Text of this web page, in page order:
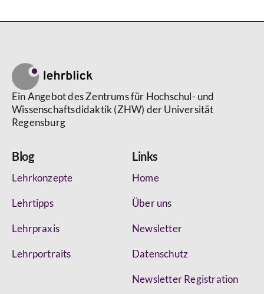
Ein Angebot des Zentrums für Hochschul- und
Wissenschaftsdidaktik (ZHW) der Universität
Regensburg
Blog
Lehrkonzepte
Lehrtipps
Lehrpraxis
Lehrportraits
Links
Home
Über uns
Newsletter
Datenschutz
Newsletter Registration